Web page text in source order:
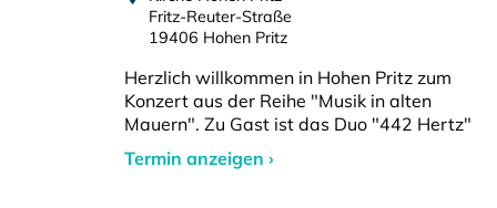
Fritz-Reuter-Straße
19406 Hohen Pritz
Herzlich willkommen in Hohen Pritz zum
Konzert aus der Reihe "Musik in alten
Mauern". Zu Gast ist das Duo "442 Hertz"
Termin anzeigen ›